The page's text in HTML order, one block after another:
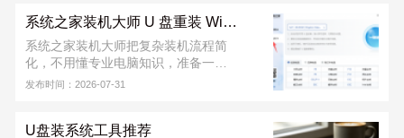
程，操作门槛低，新手可跟着步骤完
成重装。软件从下载到安装完成，不
收取任何费用！若安装出现问题，可
822317920，寻求技术支持。
系统之家装机大师 U 盘重装 Win7 系统教程
系统之家装机大师把复杂装机流程简
化，不用懂专业电脑知识，准备一个
8G 以上 U 盘就能搞定。不管是电脑正
安装完成，不收取任何费用！若安装
发布时间：2026-07-31
U盘装系统工具推荐